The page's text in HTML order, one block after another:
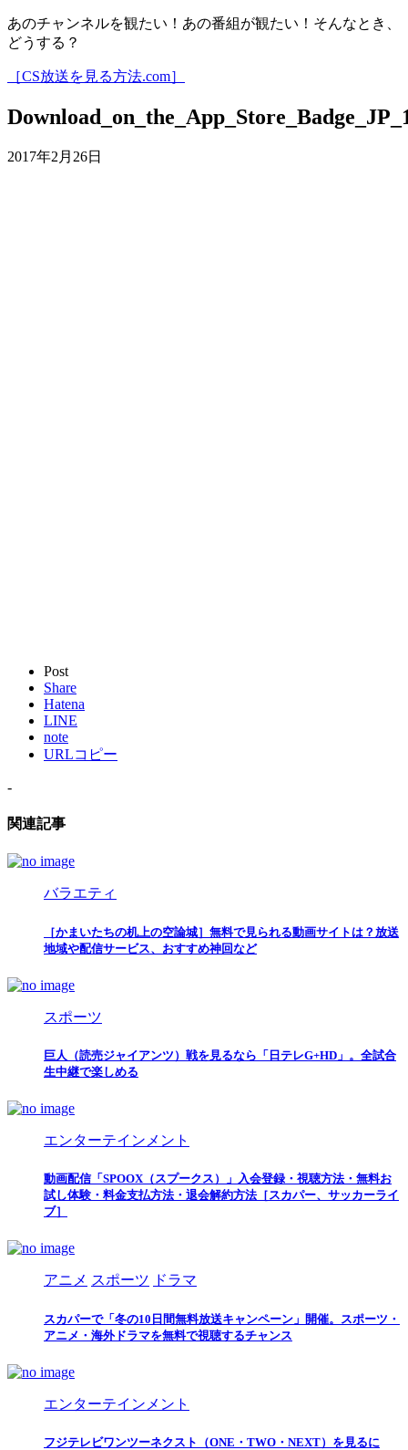
あのチャンネルを観たい！あの番組が観たい！そんなとき、
どうする？
［CS放送を見る方法.com］
2017年2月26日
Post
Share
Hatena
LINE
note
URLコピー
-
関連記事
バラエティ
［かまいたちの机上の空論城］無料で見られる動画サイトは？放送
地域や配信サービス、おすすめ神回など
スポーツ
巨人（読売ジャイアンツ）戦を見るなら「日テレG+HD」。全試合
生中継で楽しめる
エンターテインメント
動画配信「SPOOX（スプークス）」入会登録・視聴方法・無料お
試し体験・料金支払方法・退会解約方法［スカパー、サッカーライ
ブ］
アニメ スポーツ ドラマ
スカパーで「冬の10日間無料放送キャンペーン」開催。スポーツ・
アニメ・海外ドラマを無料で視聴するチャンス
エンターテインメント
フジテレビワンツーネクスト（ONE・TWO・NEXT）を見るに